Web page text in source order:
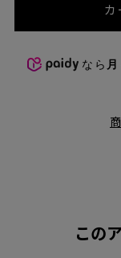
カ
なら
この